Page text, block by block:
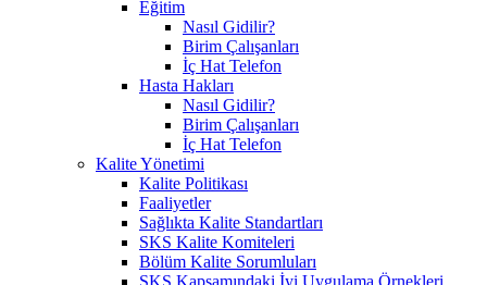
Eğitim
Nasıl Gidilir?
Birim Çalışanları
İç Hat Telefon
Hasta Hakları
Nasıl Gidilir?
Birim Çalışanları
İç Hat Telefon
Kalite Yönetimi
Kalite Politikası
Faaliyetler
Sağlıkta Kalite Standartları
SKS Kalite Komiteleri
Bölüm Kalite Sorumluları
SKS Kapsamındaki İyi Uygulama Örnekleri